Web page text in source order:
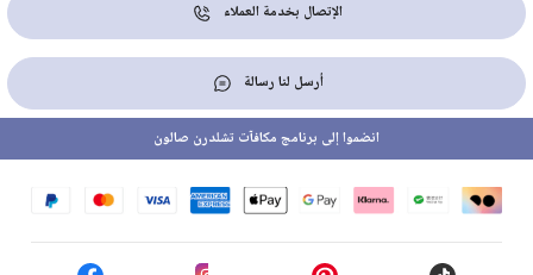
الإتصال بخدمة العملاء
أرسل لنا رسالة
انضموا إلى برنامج مكافآت تشلدرن صالون